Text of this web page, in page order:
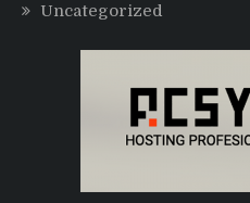
Uncategorized